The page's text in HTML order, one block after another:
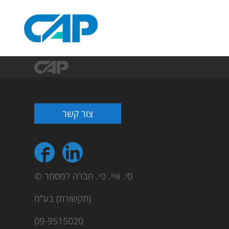
צור קשר
© סי. איי. פי. חברה למסחר
(תקשורת) בע”מ
09-9515020